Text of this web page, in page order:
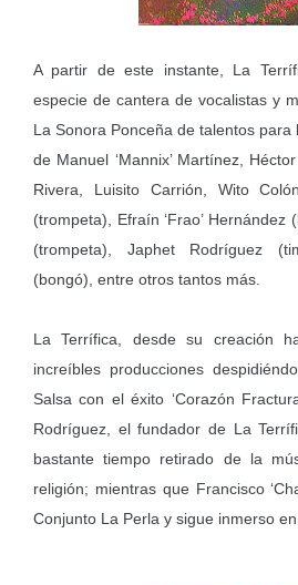
A partir de este instante, La
especie de cantera de vocalistas y
La Sonora Ponceña de talentos para
de Manuel ‘Mannix’ Martínez, Héctor
Rivera, Luisito Carrión, Wito
(trompeta), Efraín ‘Frao’ Hernández
(trompeta), Japhet Rodríguez
(bongó), entre otros tantos más.
La Terrífica, desde su creación
increíbles producciones
Salsa con el éxito ‘Corazón
Rodríguez, el fundador de La
bastante tiempo retirado de la
religión; mientras que Francisco
Conjunto La Perla y sigue inmerso